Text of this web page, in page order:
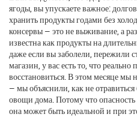
ягоды, вы упускаете важное:
хранить продукты годами без
консервы — это не выживание, а
известна какпродукты на
даже если вы заболели, пережили
магазин, у вас есть то, что
восстановиться . В этом месяце мы
— мы объяснили, как не
овощи дома. Потому что опасность
она может быть идеальной и при